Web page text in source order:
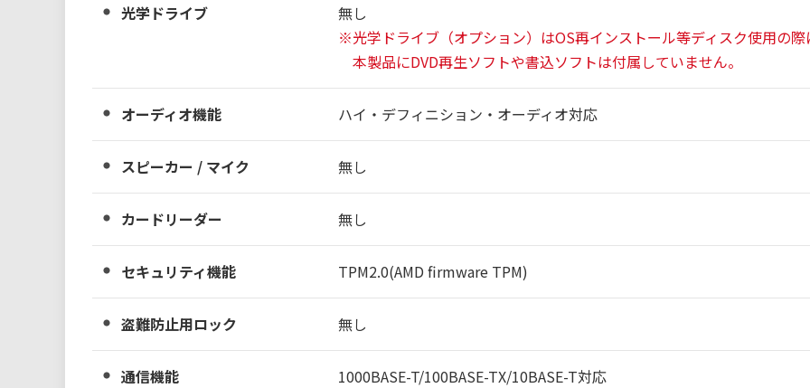
光学ドライブ
無し
※光学ドライブ（オプション）はOS再インストール等ディスク使用の際
本製品にDVD再生ソフトや書込ソフトは付属していません。
オーディオ機能 ハイ・デフィニション・オーディオ対応
スピーカー / マイク 無し
カードリーダー 無し
セキュリティ機能 TPM2.0(AMD firmware TPM)
盗難防止用ロック 無し
通信機能 1000BASE-T/100BASE-TX/10BASE-T対応